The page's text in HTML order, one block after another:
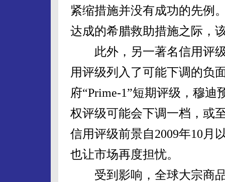
紧缩措施并没有成功的先例
达成的希腊救助措施之际，
此外，另一著名信用评级
用评级列入了可能下调的负
府“Prime-1”短期评级，穆
权评级可能会下调一档，或
信用评级前景自2009年10月
也让市场再度担忧。
受到影响，全球大宗商品